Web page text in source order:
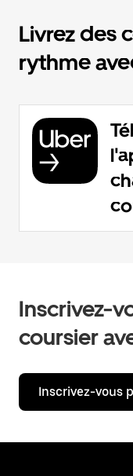
Livrez des
rythme
Inscrivez-
coursier
Inscrivez-vous